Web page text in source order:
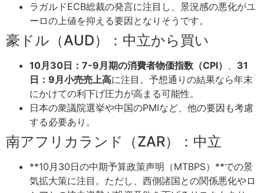
ラガルドECB総裁の発言に注目し、景況感の悪化がユ
ーロの上値を抑える要因となりそうです。
豪ドル（AUD）：中立から買い
10月30日：7-9月期の消費者物価指数（CPI） 、 31
日：9月小売売上高に注目。予想通りの結果なら年末
にかけての利下げ圧力が高まる可能性。
日本の衆議院選挙や中国のPMIなど、他の要因も考慮
する必要あり。
南アフリカランド（ZAR）：中立
**10月30日の中期予算政策声明（MTBPS）**での景
気拡大策に注目。ただし、西側諸国との関係悪化やロ